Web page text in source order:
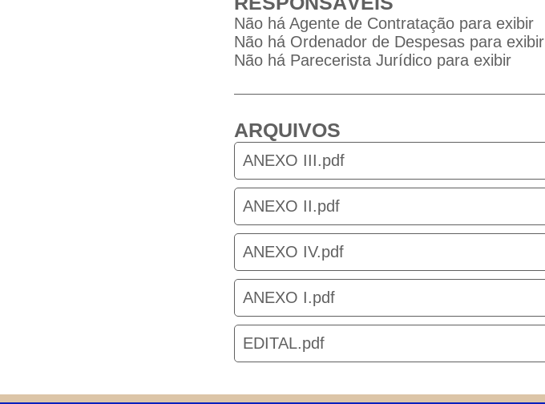
Não há Agente de Contratação para exibir
Não há Ordenador de Despesas para exibir
Não há Parecerista Jurídico para exibir
ARQUIVOS
ANEXO III.pdf
ANEXO II.pdf
ANEXO IV.pdf
ANEXO I.pdf
EDITAL.pdf